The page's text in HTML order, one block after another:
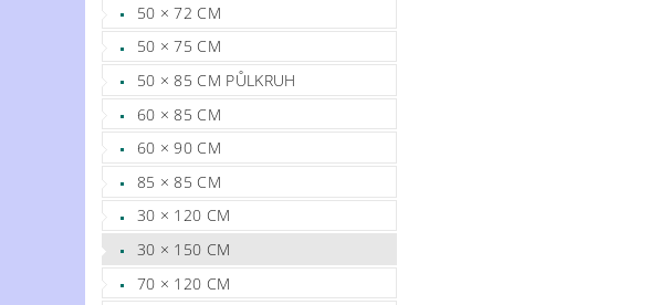
50 × 72 CM
50 × 75 CM
50 × 85 CM PŮLKRUH
60 × 85 CM
60 × 90 CM
85 × 85 CM
30 × 120 CM
30 × 150 CM
70 × 120 CM